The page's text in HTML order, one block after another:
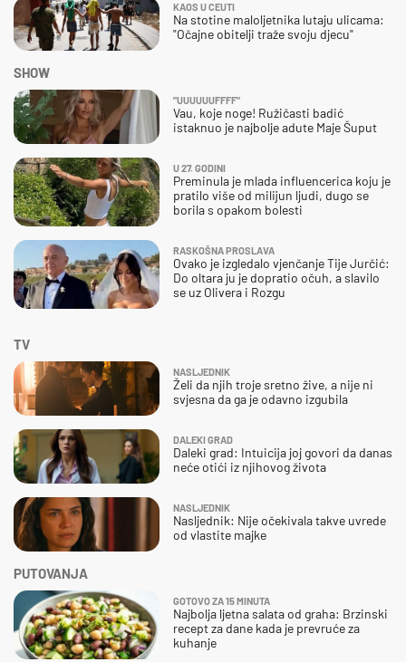
KAOS U CEUTI
Na stotine maloljetnika lutaju ulicama:
"Očajne obitelji traže svoju djecu"
SHOW
"UUUUUUFFFF"
Vau, koje noge! Ružičasti badić
istaknuo je najbolje adute Maje Šuput
U 27. GODINI
Preminula je mlada influencerica koju je
pratilo više od milijun ljudi, dugo se
borila s opakom bolesti
RASKOŠNA PROSLAVA
Ovako je izgledalo vjenčanje Tije Jurčić:
Do oltara ju je dopratio očuh, a slavilo
se uz Olivera i Rozgu
TV
NASLJEDNIK
Želi da njih troje sretno žive, a nije ni
svjesna da ga je odavno izgubila
DALEKI GRAD
Daleki grad: Intuicija joj govori da danas
neće otići iz njihovog života
NASLJEDNIK
Nasljednik: Nije očekivala takve uvrede
od vlastite majke
PUTOVANJA
GOTOVO ZA 15 MINUTA
Najbolja ljetna salata od graha: Brzinski
recept za dane kada je prevruće za
kuhanje